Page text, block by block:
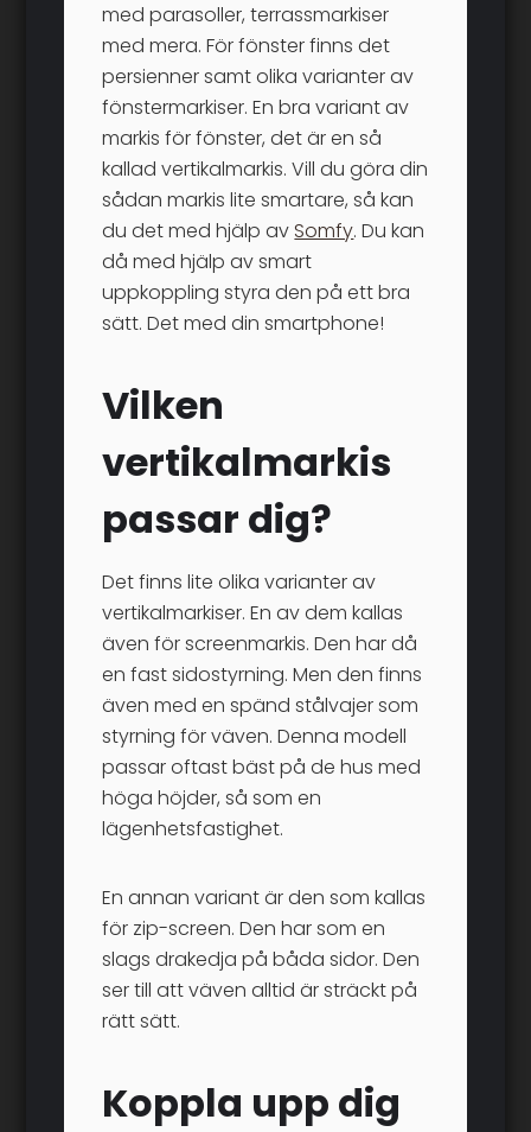
med parasoller, terrassmarkiser
med mera. För fönster finns det
persienner samt olika varianter av
fönstermarkiser. En bra variant av
markis för fönster, det är en så
kallad vertikalmarkis. Vill du göra din
sådan markis lite smartare, så kan
du det med hjälp av Somfy. Du kan
då med hjälp av smart
uppkoppling styra den på ett bra
sätt. Det med din smartphone!
Vilken
vertikalmarkis
passar dig?
Det finns lite olika varianter av
vertikalmarkiser. En av dem kallas
även för screenmarkis. Den har då
en fast sidostyrning. Men den finns
även med en spänd stålvajer som
styrning för väven. Denna modell
passar oftast bäst på de hus med
höga höjder, så som en
lägenhetsfastighet.
En annan variant är den som kallas
för zip-screen. Den har som en
slags drakedja på båda sidor. Den
ser till att väven alltid är sträckt på
rätt sätt.
Koppla upp dig